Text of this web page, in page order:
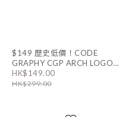
$149 歷史低價！CODE
GRAPHY CGP ARCH LOGO
PANTS *薄款冇絨毛｜男女同款
HK$149.00
HK$299.00